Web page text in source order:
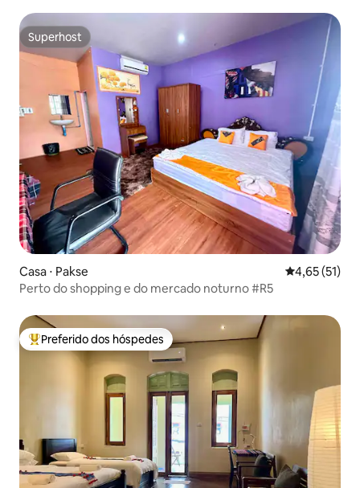
Superhost
Superhost
Casa ⋅ Pakse 4,65 de uma
4,65 (51)
Perto do shopping e do mercado noturno #R5
Entre os melhores preferidos dos hóspedes
Preferido dos hóspedes